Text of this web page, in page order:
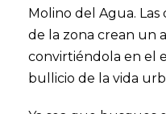
Molino del Agua.
de la zona crean un
convirtiéndola en el
bullicio de la vida